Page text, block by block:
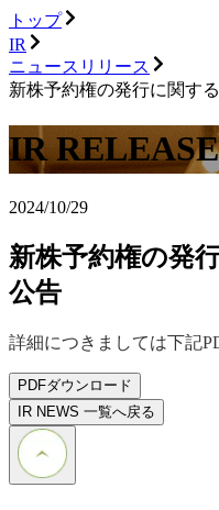
トップ
IR
ニュースリリース
新株予約権の発行に関す
IR RELEASE
2024/10/29
新株予約権の発
公告
詳細につきましては下記
PDFダウンロード
IR NEWS 一覧へ戻る